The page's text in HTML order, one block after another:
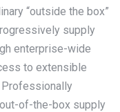
“outside the box”
supply
enterprise-wide
to extensible
of-the-box supply